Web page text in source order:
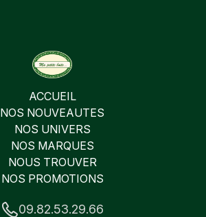
ACCUEIL
NOS NOUVEAUTES
NOS UNIVERS
NOS MARQUES
NOUS TROUVER
NOS PROMOTIONS
09.82.53.29.66